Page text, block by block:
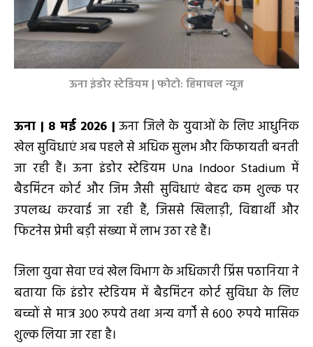
ऊना इंडोर स्टेडियम | फोटो: हिमाचल न्यूज
ऊना | 8 मई 2026 | ऊना जिले के युवाओं के लिए आधुनिक
खेल सुविधाएं अब पहले से अधिक सुलभ और किफायती बनती
जा रही हैं। ऊना इंडोर स्टेडियम Una Indoor Stadium में
बैडमिंटन कोर्ट और जिम जैसी सुविधाएं बेहद कम शुल्क पर
उपलब्ध करवाई जा रही हैं, जिससे खिलाड़ी, विद्यार्थी और
फिटनेस प्रेमी बड़ी संख्या में लाभ उठा रहे हैं।
जिला युवा सेवा एवं खेल विभाग के अधिकारी प्रिंस पठानिया ने
बताया कि इंडोर स्टेडियम में बैडमिंटन कोर्ट सुविधा के लिए
बच्चों से मात्र 300 रुपये तथा अन्य वर्गों से 600 रुपये मासिक
शुल्क लिया जा रहा है।